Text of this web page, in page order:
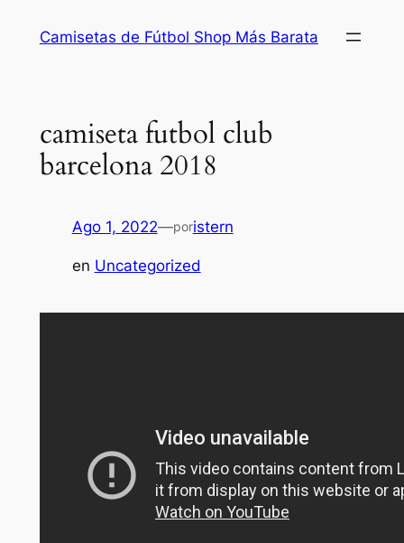
Camisetas de Fútbol Shop Más Barata
camiseta futbol club
barcelona 2018
Ago 1, 2022—poristern
en Uncategorized